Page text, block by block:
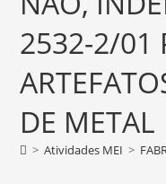
2532-2/01
DE METAL
> Atividades MEI >